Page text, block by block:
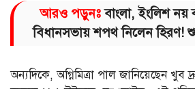
আরও পড়ুনঃবাংলা, ইংলিশ নয়
বিধানসভায় শপথ নিলেন হিরণ!
অন্যদিকে, অগ্নিমিত্রা পাল জানিয়েছেন খুব